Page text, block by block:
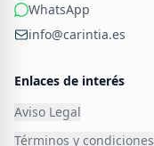
WhatsApp
info@carintia.es
Enlaces de interés
Aviso Legal
Términos y condiciones